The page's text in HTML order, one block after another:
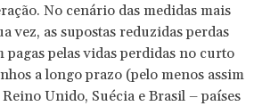
No cenário das medidas mais
vez, as supostas reduzidas perdas
pagas pelas vidas perdidas no curto
a longo prazo (pelo menos assim
Reino Unido, Suécia e Brasil – países